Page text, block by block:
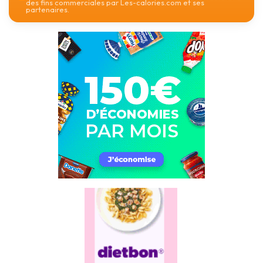
des fins commerciales par Les-calories.com et ses
partenaires.